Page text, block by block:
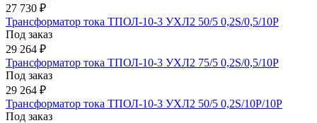
27 730 ₽
Трансформатор тока ТПОЛ-10-3 УХЛ2 50/5 0,2S/0,5/10Р
Под заказ
29 264 ₽
Трансформатор тока ТПОЛ-10-3 УХЛ2 75/5 0,2S/0,5/10Р
Под заказ
29 264 ₽
Трансформатор тока ТПОЛ-10-3 УХЛ2 50/5 0,2S/10Р/10Р
Под заказ